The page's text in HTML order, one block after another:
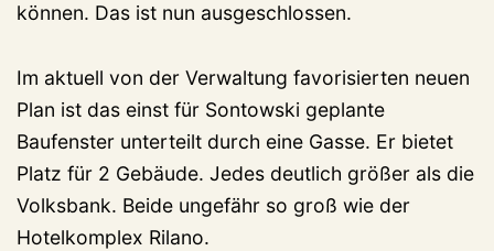
können. Das ist nun ausgeschlossen.
Im aktuell von der Verwaltung favorisierten neuen
Plan ist das einst für Sontowski geplante
Baufenster unterteilt durch eine Gasse. Er bietet
Platz für 2 Gebäude. Jedes deutlich größer als die
Volksbank. Beide ungefähr so groß wie der
Hotelkomplex Rilano.